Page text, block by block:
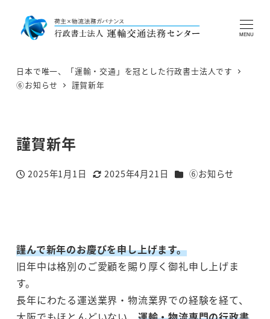
MENU
日本で唯一、「運輸・交通」を冠とした行政書士法人です
⑥お知らせ
謹賀新年
謹賀新年
投稿日
2025年1月1日
更新日
2025年4月21日 カテゴリー
⑥お知らせ
謹んで新年のお慶びを申し上げます。
旧年中は格別のご愛顧を賜り厚く御礼申し上げま
す。
長年にわたる運送業界・物流業界での経験を経て、